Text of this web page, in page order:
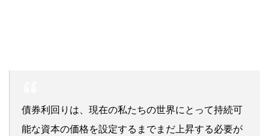
債券利回りは、現在の私たちの世界にとって持続可
能な資本の価格を設定するまでまだ上昇する必要が